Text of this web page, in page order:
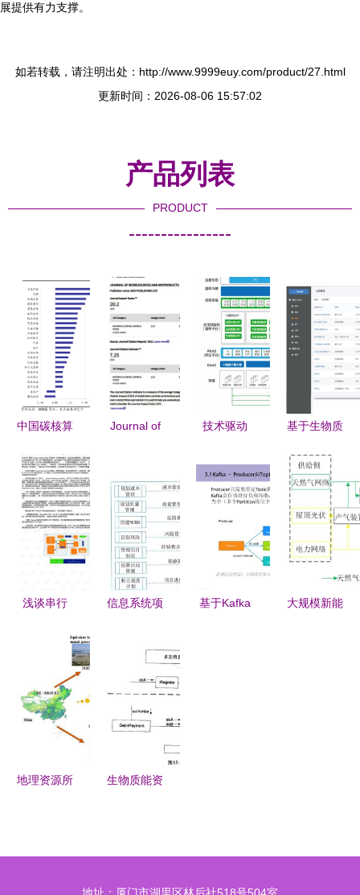
展提供有力支撑。
如若转载，请注明出处：http://www.9999euy.com/product/27.html
更新时间：2026-08-06 15:57:02
产品列表
PRODUCT
----------------
中国碳核算
2024年新
兴经济体二
氧化碳排放
与生物质能
深度洞察
Journal of
Bioproducts
Soars with
First
Impact
Factor of
Top in
Discipline
技术驱动
院运营管理
信息系统与
生物质能资
源数据库信
息系统
基于生物质
库的简易
CRM客户
信息管理系
统设计与实
浅谈串行
换器在通信
与网络中的
优势及其与
生物质能资
息系统的创
信息系统项
四版学习笔
记 项目成
基于Kafka
大规模新能
地理资源所
生物质能资